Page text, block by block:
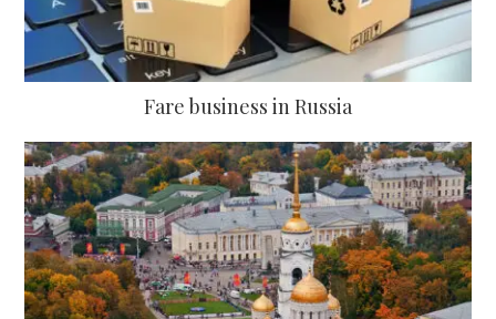
Fare business in Russia